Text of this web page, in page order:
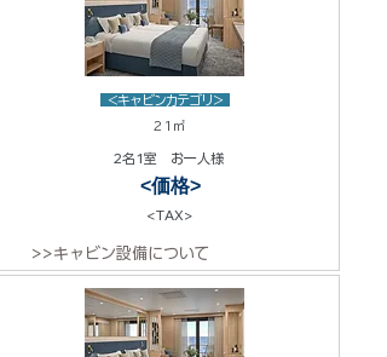
<キャビンカテゴリ>
21㎡
2名1室 お一人様
<価格>
<TAX>
>>キャビン設備について